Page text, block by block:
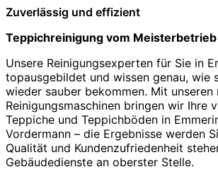
Zuverlässig und effizient
Teppichreinigung vom Meisterbetrieb
Unsere Reinigungsexperten für Sie in
topausgebildet und wissen genau, wie
wieder sauber bekommen. Mit unseren
Reinigungsmaschinen bringen wir Ihre
Teppiche und Teppichböden in
Vordermann – die Ergebnisse werden
Qualität und Kundenzufriedenheit
Gebäudedienste an oberster Stelle.